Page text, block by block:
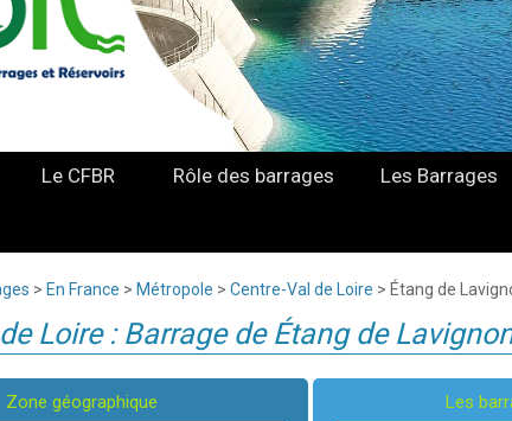
Le CFBR Rôle des barrages Les Barrages
> En France > Métropole > Centre-Val de Loire > Étang de
Loire : Barrage de Étang de
Zone géographique Les